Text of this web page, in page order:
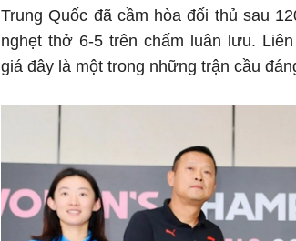
Trung Quốc đã cầm hòa đối thủ sau
nghẹt thở 6-5 trên chấm luân lưu.
giá đây là một trong những trận cầu